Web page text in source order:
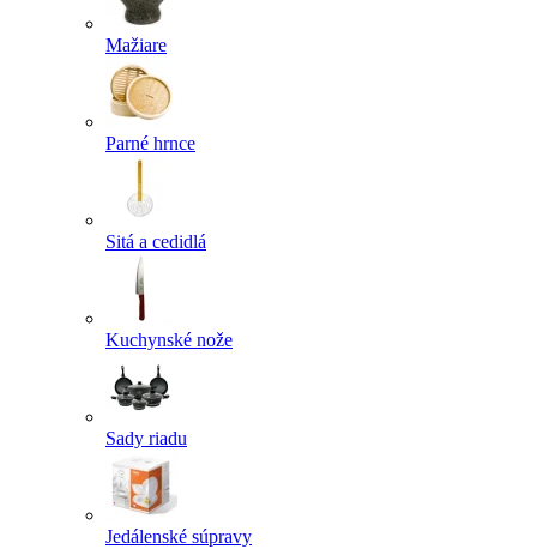
Mažiare
Parné hrnce
Sitá a cedidlá
Kuchynské nože
Sady riadu
Jedálenské súpravy